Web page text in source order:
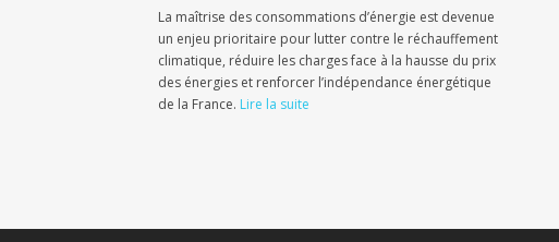
La maîtrise des consommations d’énergie est devenue
un enjeu prioritaire pour lutter contre le réchauffement
climatique, réduire les charges face à la hausse du prix
des énergies et renforcer l’indépendance énergétique
de la France. Lire la suite